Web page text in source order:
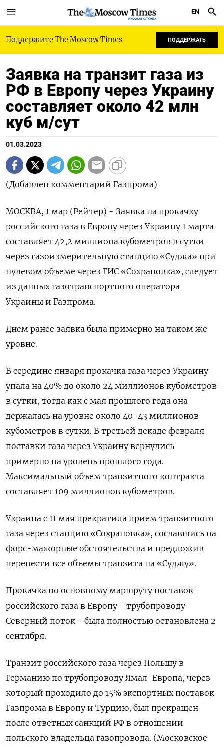
РУССКАЯ СЛУЖБА
EN
Поддержите The Moscow Times ПОДДЕРЖАТЬ
Заявка на транзит газа из
РФ в Европу через Украину
составляет около 42 млн
куб м/сут
01.03.2023
(Добавлен комментарий Газпрома)
МОСКВА, 1 мар (Рейтер) - Заявка на прокачку
российского газа в Европу через Украину 1 марта
составляет 42,2 миллиона кубометров в сутки
через газоизмерительную станцию «Суджа» при
нулевом объеме через ГИС «Сохрановка», следует
из данных газотранспортного оператора
Украины и Газпрома.
Днем ранее заявка была примерно на таком же
уровне.
В середине января прокачка газа через Украину
упала на 40% до около 24 миллионов кубометров
в сутки, тогда как с мая прошлого года она
держалась на уровне около 40-43 миллионов
кубометров в сутки. В третьей декаде февраля
поставки газа через Украину вернулись
примерно на уровень прошлого года.
Максимальный объем транзитного контракта
составляет 109 миллионов кубометров.
Украина с 11 мая прекратила прием транзитного
газа через станцию «Сохрановка», сославшись на
форс-мажорные обстоятельства и предложив
перенести все объемы транзита на «Суджу».
Прокачка по основному маршруту поставок
российского газа в Европу - трубопроводу
Северный поток - была полностью остановлена 2
сентября.
Транзит российского газа через Польшу в
Германию по трубопроводу Ямал-Европа, через
который проходило до 15% экспортных поставок
Газпрома в Европу и Турцию, был прекращен
после ответных санкций РФ в отношении
польского владельца газопровода. (Московское